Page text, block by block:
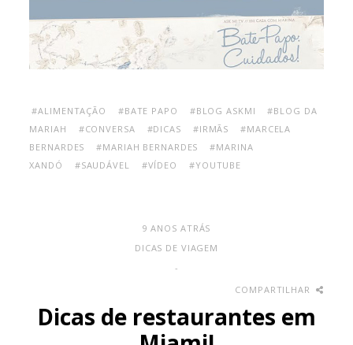
#ALIMENTAÇÃO #BATE PAPO #BLOG ASKMI
#BLOG DA
MARIAH
#CONVERSA #DICAS #IRMÃS
#MARCELA
BERNARDES
#MARIAH BERNARDES
#MARINA
XANDÓ
#SAUDÁVEL #VÍDEO #YOUTUBE
9 ANOS ATRÁS
DICAS DE VIAGEM
-
COMPARTILHAR
Dicas de restaurantes em